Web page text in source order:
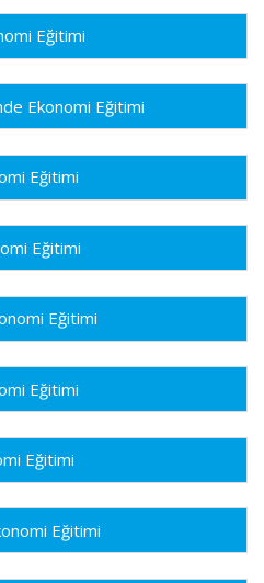
Eğitimi
Ekonomi Eğitimi
Eğitimi
Eğitimi
Eğitimi
Eğitimi
Eğitimi
Eğitimi